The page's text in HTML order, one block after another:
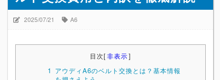
2025/07/21 A6
目次[非表示]
1 アウディA6のベルト交換とは？基本情報